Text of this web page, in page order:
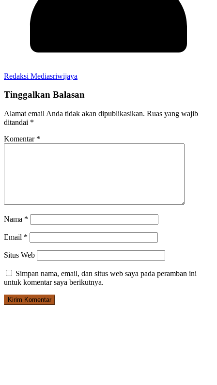
Redaksi Mediasriwijaya
Tinggalkan Balasan
Alamat email Anda tidak akan dipublikasikan. Ruas yang wajib
ditandai *
Komentar *
Nama *
Email *
Situs Web
Simpan nama, email, dan situs web saya pada peramban ini
untuk komentar saya berikutnya.